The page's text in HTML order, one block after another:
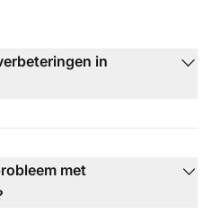
in
met